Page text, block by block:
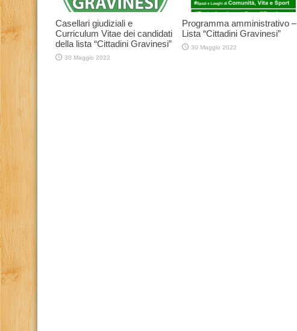
Casellari giudiziali e
Curriculum Vitae dei candidati
della lista “Cittadini Gravinesi”
30 Maggio 2022
Programma amministrativo –
Lista “Cittadini Gravinesi”
30 Maggio 2022